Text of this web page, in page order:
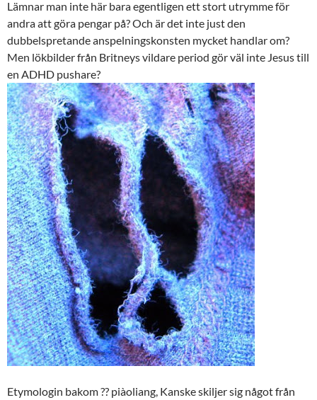
Lämnar man inte här bara egentligen ett stort utrymme för
andra att göra pengar på? Och är det inte just den
dubbelspretande anspelningskonsten mycket handlar om?
Men lökbilder från Britneys vildare period gör väl inte Jesus till
en ADHD pushare?
Etymologin bakom ?? piàoliang, Kanske skiljer sig något från